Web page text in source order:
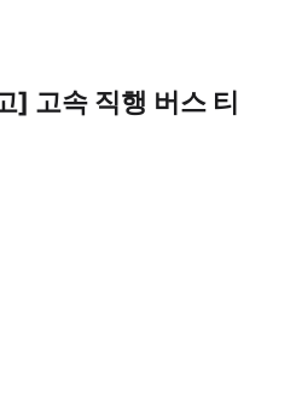
고속 직행 버스 티